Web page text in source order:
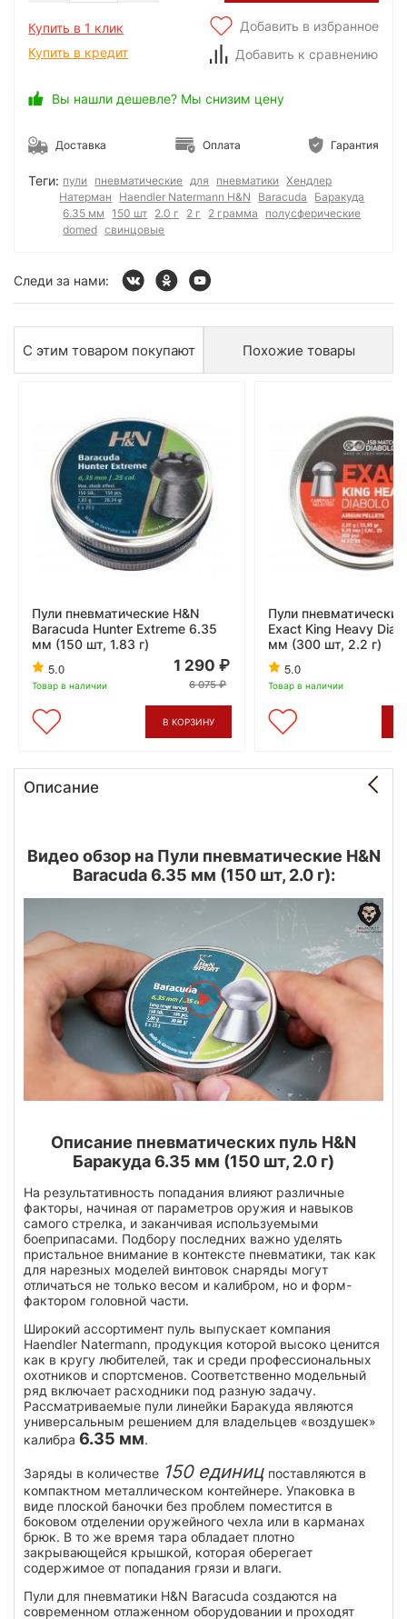
Купить в 1 клик
Купить в кредит
Добавить в избранное
Добавить к сравнению
Вы нашли дешевле? Мы снизим цену
Доставка Оплата Гарантия
Теги: пули пневматические для пневматики Хендлер
Натерман
Haendler Natermann H&N Baracuda
Баракуда
6.35 мм
150 шт 2.0 г 2 г 2 грамма
полусферические
domed свинцовые
Следи за нами:
С этим товаром покупают Похожие товары
Пули пневматические H&N
Baracuda Hunter Extreme 6.35
мм (150 шт, 1.83 г)
5.0
Товар в наличии
1 290
6 075
В КОРЗИНУ
Пули
Exact King Heavy
мм (300 шт, 2.2 г)
5.0
Товар в наличии
Описание
Видео обзор на Пули пневматические H&N
Baracuda 6.35 мм (150 шт, 2.0 г):
Описание пневматических пуль H&N
Баракуда 6.35 мм (150 шт, 2.0 г)
На результативность попадания влияют различные
факторы, начиная от параметров оружия и навыков
самого стрелка, и заканчивая используемыми
боеприпасами. Подбору последних важно уделять
пристальное внимание в контексте пневматики, так как
для нарезных моделей винтовок снаряды могут
отличаться не только весом и калибром, но и форм-
фактором головной части.
Широкий ассортимент пуль выпускает компания
Haendler Natermann, продукция которой высоко ценится
как в кругу любителей, так и среди профессиональных
охотников и спортсменов. Соответственно модельный
ряд включает расходники под разную задачу.
Рассматриваемые пули линейки Баракуда являются
универсальным решением для владельцев «воздушек»
калибра 6.35 мм.
Заряды в количестве 150 единиц поставляются в
компактном металлическом контейнере. Упаковка в
виде плоской баночки без проблем поместится в
боковом отделении оружейного чехла или в карманах
брюк. В то же время тара обладает плотно
закрывающейся крышкой, которая оберегает
содержимое от попадания грязи и влаги.
Пули для пневматики H&N Baracuda создаются на
современном отлаженном оборудовании и проходят